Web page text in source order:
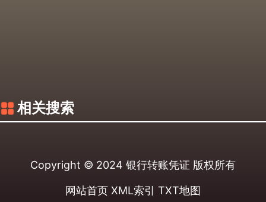
相关搜索
Copyright © 2024 银行转账凭证 版权所有
网站首页 XML索引 TXT地图